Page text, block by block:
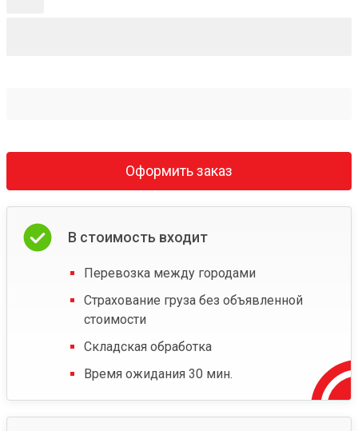
Оформить заказ
В стоимость входит
Перевозка между городами
Страхование груза без объявленной
стоимости
Складская обработка
Время ожидания 30 мин.